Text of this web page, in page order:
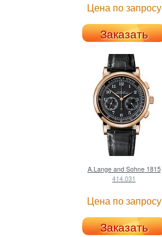
Цена по запросу
Заказать
A.Lange and Sohne1815
414.031
Цена по запросу
Заказать